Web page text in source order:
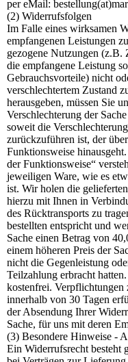
per eMail:
(2) Widerrufsfolgen
Im Falle eines wirksamen
empfangenen Leistungen
gezogene Nutzungen (z.B.
die empfangene Leistung
Gebrauchsvorteile) nicht
verschlechtertem Zustand
herausgeben, müssen Sie
Verschlechterung der
soweit die
zurückzuführen ist, der
Funktionsweise
der Funktionsweise“
jeweiligen Ware, wie es
ist. Wir holen die
hierzu mit Ihnen in
des Rücktransports zu
bestellten entspricht und
Sache einen Betrag von
einem höheren Preis der
nicht die Gegenleistung
Teilzahlung erbracht
kostenfrei. Verpflichtungen
innerhalb von 30 Tagen
der Absendung Ihrer
Sache, für uns mit deren
(3) Besondere Hinweise -
Ein Widerrufsrecht